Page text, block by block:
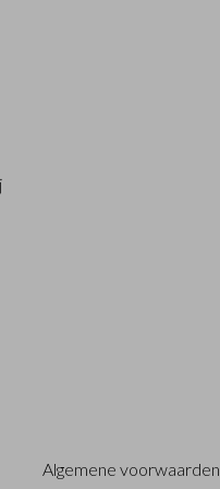
Algemene voorwaarden